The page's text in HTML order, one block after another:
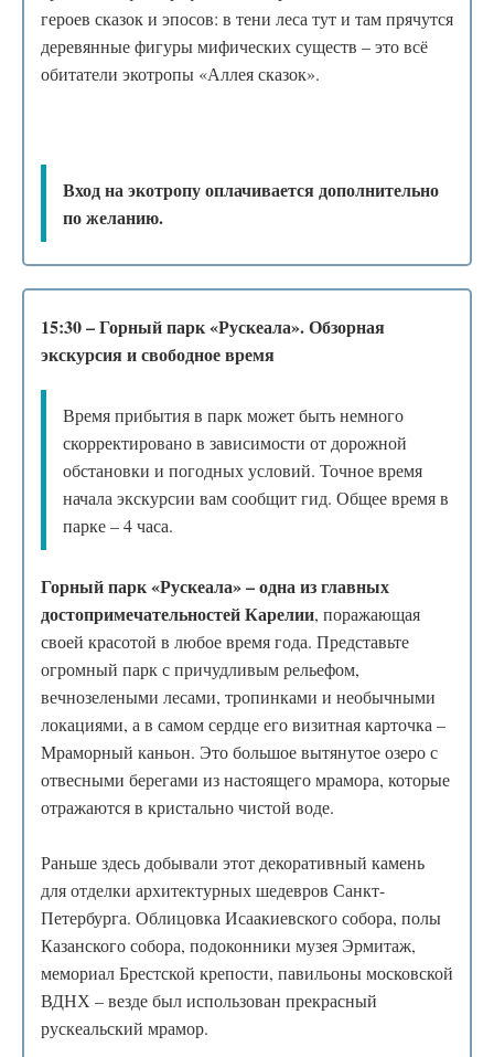
героев сказок и эпосов: в тени леса тут и там прячутся
деревянные фигуры мифических существ – это всё
обитатели экотропы «Аллея сказок».
Вход на экотропу оплачивается дополнительно
по желанию.
15:30 – Горный парк «Рускеала». Обзорная
экскурсия и свободное время
Время прибытия в парк может быть немного
скорректировано в зависимости от дорожной
обстановки и погодных условий. Точное время
начала экскурсии вам сообщит гид. Общее время в
парке – 4 часа.
Горный парк «Рускеала» – одна из главных
достопримечательностей Карелии, поражающая
своей красотой в любое время года. Представьте
огромный парк с причудливым рельефом,
вечнозелеными лесами, тропинками и необычными
локациями, а в самом сердце его визитная карточка –
Мраморный каньон. Это большое вытянутое озеро с
отвесными берегами из настоящего мрамора, которые
отражаются в кристально чистой воде.
Раньше здесь добывали этот декоративный камень
для отделки архитектурных шедевров Санкт-
Петербурга. Облицовка Исаакиевского собора, полы
Казанского собора, подоконники музея Эрмитаж,
мемориал Брестской крепости, павильоны московской
ВДНХ – везде был использован прекрасный
рускеальский мрамор.